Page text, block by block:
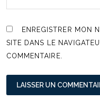
ENREGISTRER MON
SITE DANS LE
COMMENTAIRE.